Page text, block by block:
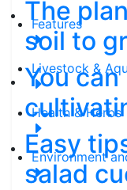
Features
Livestock &
Health & Herbs
Environment
The
soil to
You
Easy
salad